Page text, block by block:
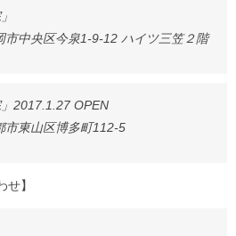
中央区今泉1-9-12 ハイツ三笠２階
2017.1.27 OPEN
東山区博多町112-5
せ】